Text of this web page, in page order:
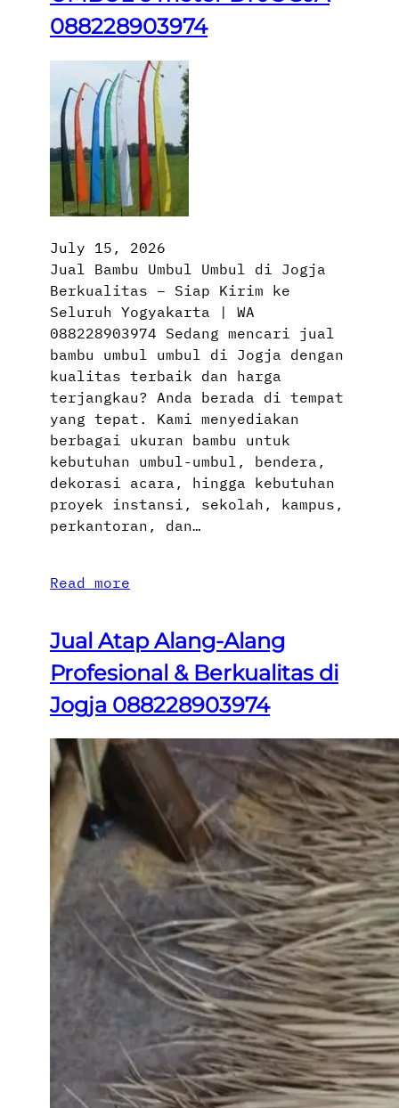
088228903974
July 15, 2026
Jual Bambu Umbul Umbul di Jogja
Berkualitas – Siap Kirim ke
Seluruh Yogyakarta | WA
088228903974 Sedang mencari jual
bambu umbul umbul di Jogja dengan
kualitas terbaik dan harga
terjangkau? Anda berada di tempat
yang tepat. Kami menyediakan
berbagai ukuran bambu untuk
kebutuhan umbul-umbul, bendera,
dekorasi acara, hingga kebutuhan
proyek instansi, sekolah, kampus,
perkantoran, dan…
Read more
Jual Atap Alang-Alang
Profesional & Berkualitas di
Jogja 088228903974